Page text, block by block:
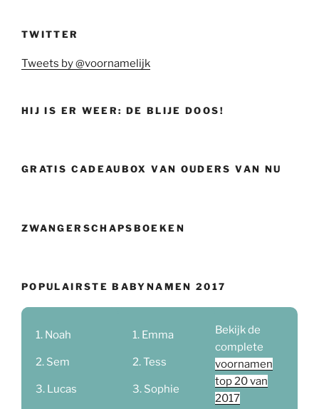
TWITTER
Tweets by @voornamelijk
HIJ IS ER WEER: DE BLIJE DOOS!
GRATIS CADEAUBOX VAN OUDERS VAN NU
ZWANGERSCHAPSBOEKEN
POPULAIRSTE BABYNAMEN 2017
Noah
Sem
Lucas
Emma
Tess
Sophie
Bekijk de
complete
voornamen
top 20 van
2017